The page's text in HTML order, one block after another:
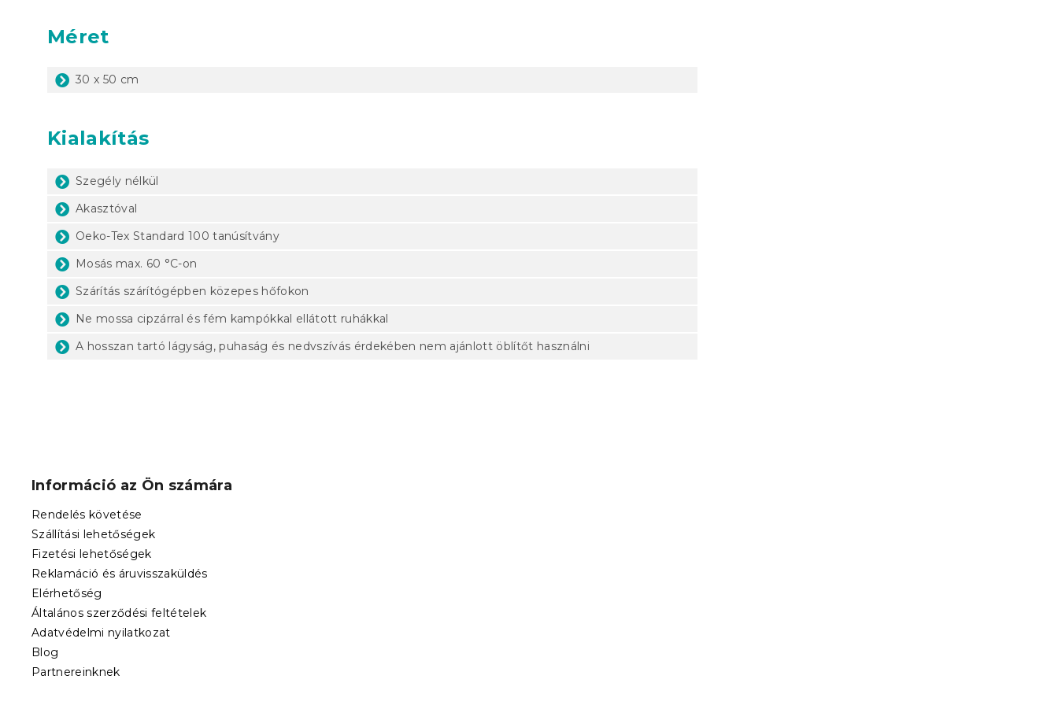
Méret
30 x 50 cm
Kialakítás
Szegély nélkül
Akasztóval
Oeko-Tex Standard 100 tanúsítvány
Mosás max. 60 °C-on
Szárítás szárítógépben közepes hőfokon
Ne mossa cipzárral és fém kampókkal ellátott ruhákkal
A hosszan tartó lágyság, puhaság és nedvszívás érdekében nem ajánlott öblítőt használni
Információ az Ön számára
Rendelés követése
Szállítási lehetőségek
Fizetési lehetőségek
Reklamáció és áruvisszaküldés
Elérhetőség
Általános szerződési feltételek
Adatvédelmi nyilatkozat
Blog
Partnereinknek